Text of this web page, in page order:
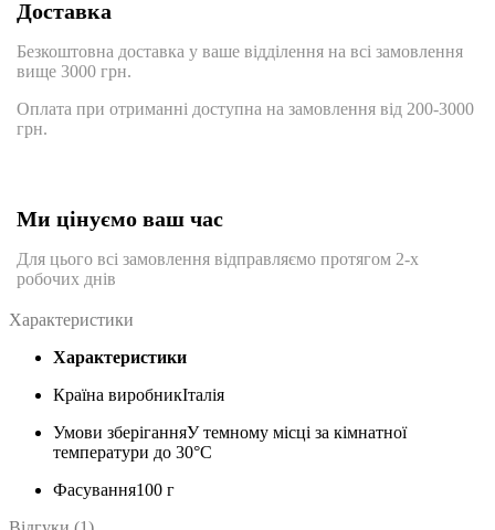
Доставка
Безкоштовна доставка у ваше відділення на всі замовлення
вище 3000 грн.
Оплата при отриманні доступна на замовлення від 200-3000
грн.
Ми цінуємо ваш час
Для цього всі замовлення відправляємо протягом 2-х
робочих днів
Характеристики
Характеристики
Країна виробникІталія
Умови зберіганняУ темному місці за кімнатної
температури до 30°С
Фасування100 г